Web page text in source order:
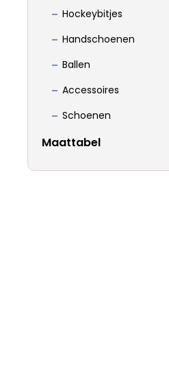
Hockeybitjes
Handschoenen
Ballen
Accessoires
Schoenen
Maattabel